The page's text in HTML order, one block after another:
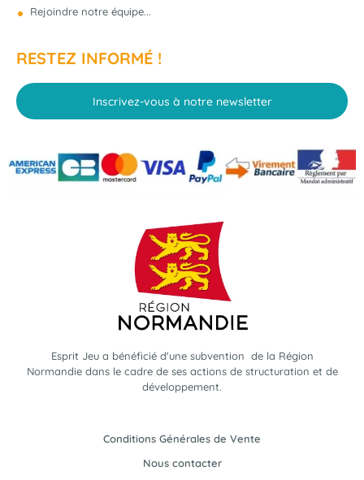
Rejoindre notre équipe...
RESTEZ INFORMÉ !
Inscrivez-vous à notre newsletter
Esprit Jeu a bénéficié d'une subvention de la Région
Normandie dans le cadre de ses actions de structuration et de
développement.
Conditions Générales de Vente
Nous contacter